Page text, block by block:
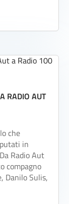
RADIO AUT
che
in
Radio Aut
compagno
Danilo Sulis,